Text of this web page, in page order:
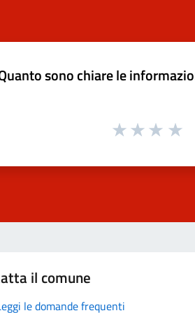
sono chiare le
il comune
le domande frequenti